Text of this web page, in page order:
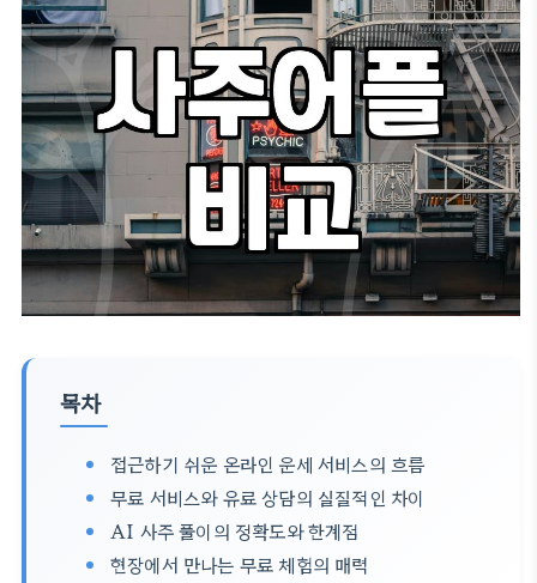
목차
접근하기 쉬운 온라인 운세 서비스의 흐름
무료 서비스와 유료 상담의 실질적인 차이
AI 사주 풀이의 정확도와 한계점
현장에서 만나는 무료 체험의 매력